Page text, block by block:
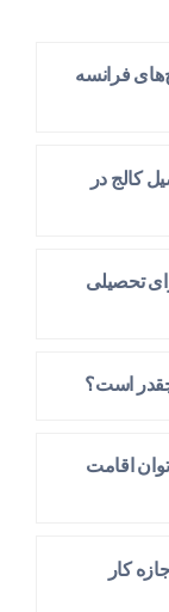
فرانسه
کالج در
تحصیلی
است؟
اقامت
کار